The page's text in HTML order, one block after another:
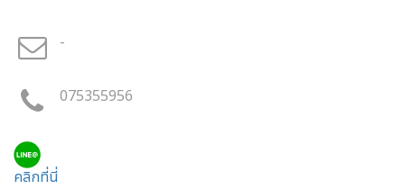
-
075355956
คลิกที่นี่